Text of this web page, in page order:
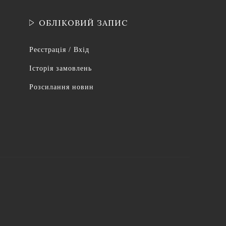
ОБЛІКОВИЙ ЗАПИС
Реєстрація / Вхід
Історія замовлень
Розсилання новин